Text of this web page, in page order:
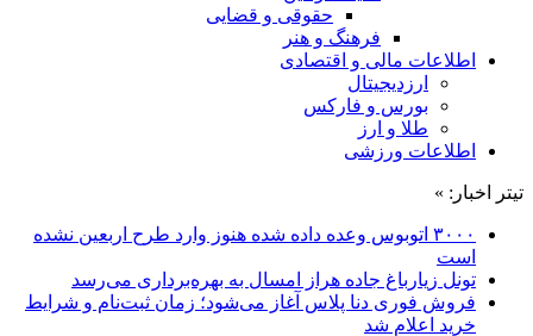
حقوقی و قضایی
فرهنگ و هنر
اطلاعات مالی و اقتصادی
ارزدیجیتال
بورس و فارکس
طلا و ارز
اطلاعات ورزشی
تیتر اخبار: »
۳۰۰۰ اتوبوس وعده داده شده هنوز وارد طرح اربعین نشده
است
تونل زیارباغ جاده هراز امسال به بهره‌برداری می‌رسد
فروش فوری دنا پلاس آغاز می‌شود؛ زمان ثبت‌نام و شرایط
خرید اعلام شد